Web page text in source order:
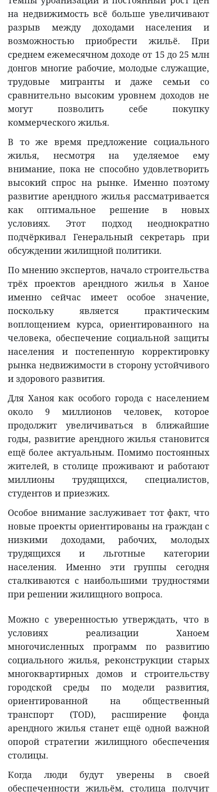
на недвижимость всё больше увеличивают
разрыв между доходами населения и
возможностью приобрести жильё. При
среднем ежемесячном доходе от 15 до 25 млн
донгов многие рабочие, молодые служащие,
трудовые мигранты и даже семьи со
сравнительно высоким уровнем доходов не
могут позволить себе покупку
коммерческого жилья.
В то же время предложение социального
жилья, несмотря на уделяемое ему
внимание, пока не способно удовлетворить
высокий спрос на рынке. Именно поэтому
развитие арендного жилья рассматривается
как оптимальное решение в новых
условиях. Этот подход неоднократно
подчёркивал Генеральный секретарь при
обсуждении жилищной политики.
По мнению экспертов, начало строительства
трёх проектов арендного жилья в Ханое
именно сейчас имеет особое значение,
поскольку является практическим
воплощением курса, ориентированного на
человека, обеспечение социальной защиты
населения и постепенную корректировку
рынка недвижимости в сторону устойчивого
и здорового развития.
Для Ханоя как особого города с населением
около 9 миллионов человек, которое
продолжит увеличиваться в ближайшие
годы, развитие арендного жилья становится
ещё более актуальным. Помимо постоянных
жителей, в столице проживают и работают
миллионы трудящихся, специалистов,
студентов и приезжих.
Особое внимание заслуживает тот факт, что
новые проекты ориентированы на граждан с
низкими доходами, рабочих, молодых
трудящихся и льготные категории
населения. Именно эти группы сегодня
сталкиваются с наибольшими трудностями
при решении жилищного вопроса.
Можно с уверенностью утверждать, что в
условиях реализации Ханоем
многочисленных программ по развитию
социального жилья, реконструкции старых
многоквартирных домов и строительству
городской среды по модели развития,
ориентированной на общественный
транспорт (TOD), расширение фонда
арендного жилья станет ещё одной важной
опорой стратегии жилищного обеспечения
столицы.
Когда люди будут уверены в своей
обеспеченности жильём, столица получит